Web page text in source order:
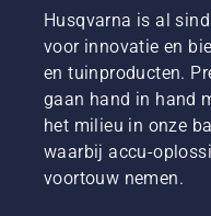
behoeften van
Bekijk het
evenals onze
Husqvarna is al
voor innovatie en
en tuinproducten.
gaan hand in hand
het milieu in onze
waarbij accu-
voortouw nemen.